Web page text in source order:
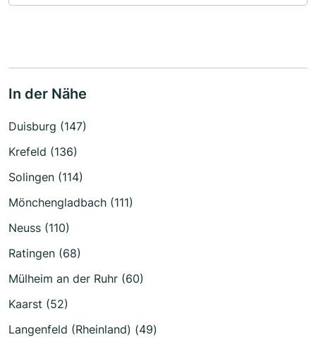
In der Nähe
Duisburg (147)
Krefeld (136)
Solingen (114)
Mönchengladbach (111)
Neuss (110)
Ratingen (68)
Mülheim an der Ruhr (60)
Kaarst (52)
Langenfeld (Rheinland) (49)